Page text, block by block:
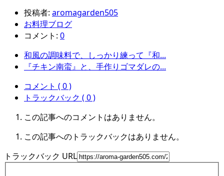
投稿者: aromagarden505
お料理ブログ
コメント: 0
和風の調味料で、しっかり練って『和...
『チキン南蛮』と、手作りゴマダレの...
コメント ( 0 )
トラックバック ( 0 )
この記事へのコメントはありません。
この記事へのトラックバックはありません。
トラックバック URL